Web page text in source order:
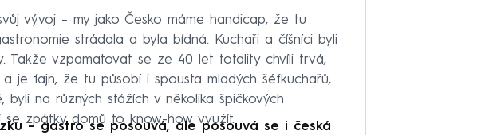
vývoj – my jako Česko máme handicap, že tu
strádala a byla bídná. Kuchaři a číšníci byli
Takže vzpamatovat se ze 40 let totality chvíli trvá,
je fajn, že tu působí i spousta mladých šéfkuchařů,
na různých stážích v několika špičkových
se zpátky domů to know-how využít.
– gastro se posouvá, ale posouvá se i česká